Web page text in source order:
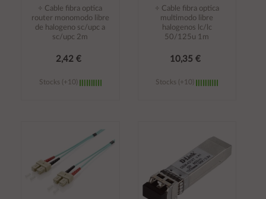
÷ Cable fibra optica
router monomodo libre
de halogeno sc/upc a
sc/upc 2m
2,42 €
Stocks (+10)
carrito
÷ Cable fibra optica
multimodo libre
halogenos lc/lc
50/125u 1m
10,35 €
Stocks (+10)